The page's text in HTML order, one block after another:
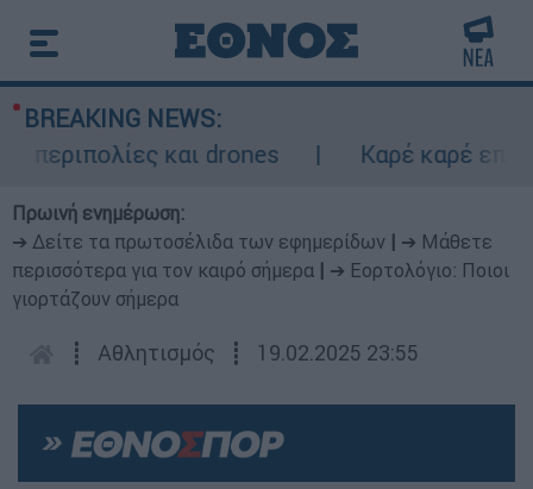
BREAKING NEWS:
και drones
Καρέ καρέ
Πρωινή ενημέρωση:
➔ Δείτε τα πρωτοσέλιδα των εφημερίδων
➔ Μάθετε
περισσότερα για τον καιρό σήμερα
➔ Εορτολόγιο: Ποιοι
γιορτάζουν σήμερα
┋ Αθλητισμός ┋ 19.02.2025 23:55